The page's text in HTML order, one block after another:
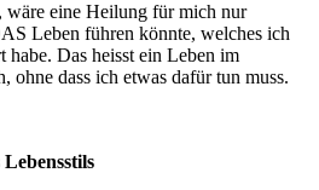
wäre eine Heilung für mich nur
Leben führen könnte, welches ich
habe. Das heisst ein Leben im
ohne dass ich etwas dafür tun muss.